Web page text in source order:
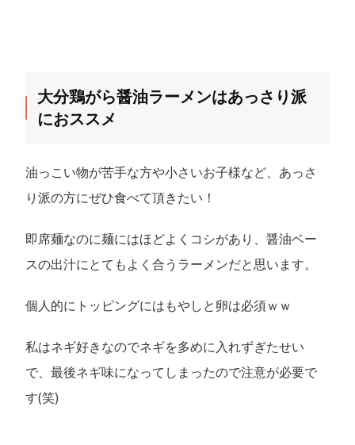
大分鶏がら醤油ラーメンはあっさり派
におススメ
油っこい物が苦手な方や小さいお子様など、あっさ
り派の方にぜひ食べて頂きたい！
即席麺なのに麺にはほどよくコシがあり、醤油ベー
スの出汁にとてもよく合うラーメンだと思います。
個人的にトッピングにはもやしと卵は必須ｗｗ
私はネギ好きなのでネギを多めに入れずぎたせい
で、最後ネギ味になってしまったので注意が必要で
す(笑)